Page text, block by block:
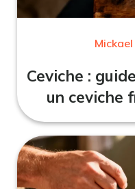
Mickael
Ceviche :
un ceviche